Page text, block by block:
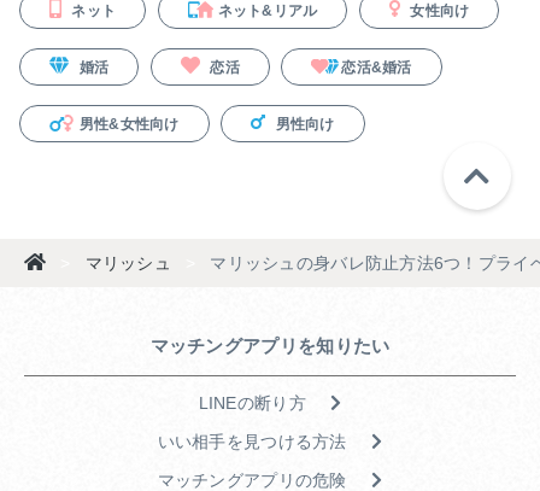
ネット ネット&リアル 女性向け
婚活 恋活 恋活&婚活
男性&女性向け 男性向け
マリッシュ マリッシュの身バレ防止方法6つ！プライ
マッチングアプリを知りたい
LINEの断り方
いい相手を見つける方法
マッチングアプリの危険